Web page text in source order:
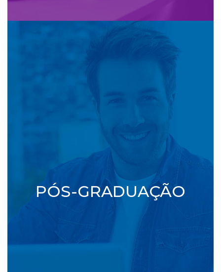
Confira as opções de cursos nas
PÓS-GRADUAÇÃO